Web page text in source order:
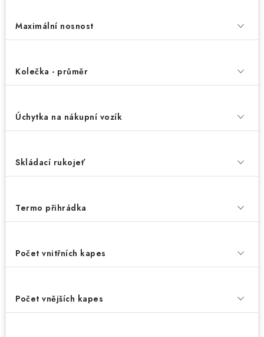
Maximální nosnost
Kolečka - průměr
Úchytka na nákupní vozík
Skládací rukojeť
Termo přihrádka
Počet vnitřních kapes
Počet vnějších kapes